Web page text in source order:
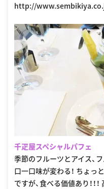
http://
千疋屋スペシャルパフェ
季節のフルーツとアイス、
口一口味が変わる！ ちょっ
ですが、食べる価値あり！！